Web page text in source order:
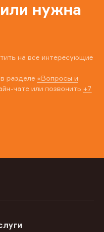
нужна
на все интересующие
разделе «Вопросы и
чате или позвонить +7